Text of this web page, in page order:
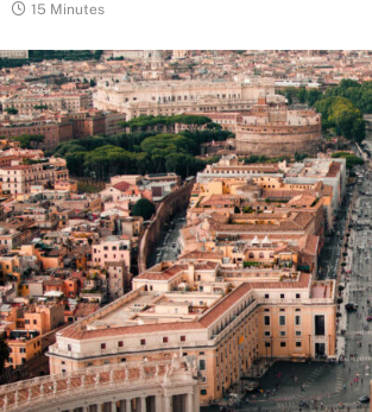
15 Minutes